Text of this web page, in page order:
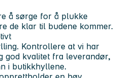
å sørge for å plukke
de klar til budene kommer.
Kontrollere at vi har
god kvalitet fra leverandør,
i butikkhyllene.